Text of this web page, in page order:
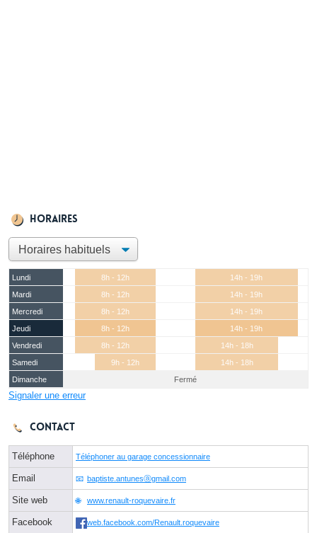
Horaires
Lundi 8h - 12h
14h - 19h
Mardi
8h - 12h
14h - 19h
Mercredi
8h - 12h
14h - 19h
Jeudi
8h - 12h
14h - 19h
Vendredi
8h - 12h
14h - 18h
Samedi
9h - 12h
14h - 18h
Dimanche
Fermé
Signaler une erreur
Contact
Téléphone Téléphoner au garage concessionnaire
Email baptiste.antunesⓐgmail.com
Site web www.renault-roquevaire.fr
Facebook web.facebook.com/Renault.roquevaire